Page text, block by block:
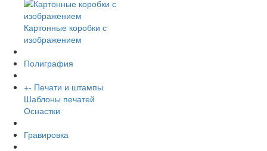
Картонные коробки с
изображением
Полиграфия
+- Печати и штампы
Шаблоны печатей
Оснастки
Гравировка